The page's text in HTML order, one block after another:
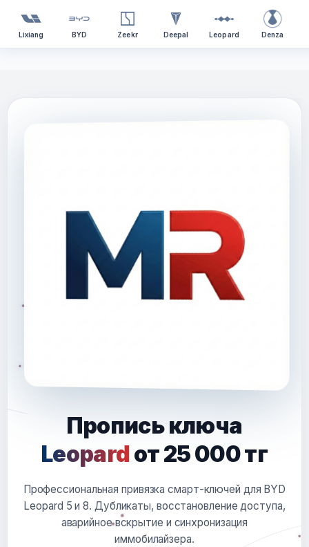
Пропись ключа
Leopard от 25 000 тг
Профессиональная привязка смарт-ключей для BYD
Leopard 5 и 8. Дубликаты, восстановление доступа,
аварийное вскрытие и синхронизация
иммобилайзера.
Lixiang BYD Zeekr Deepal Leopard Denza